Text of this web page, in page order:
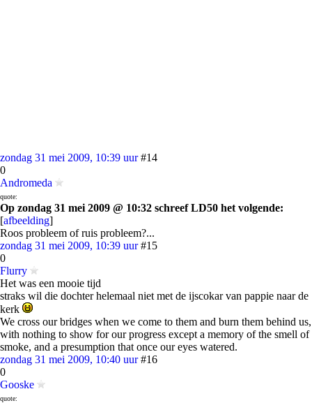
zondag 31 mei 2009, 10:39 uur #14
0
Andromeda
quote:
Op zondag 31 mei 2009 @ 10:32 schreef LD50 het volgende:
[afbeelding]
Roos probleem of ruis probleem?...
zondag 31 mei 2009, 10:39 uur #15
0
Flurry
Het was een mooie tijd
straks wil die dochter helemaal niet met de ijscokar van pappie naar de
kerk
We cross our bridges when we come to them and burn them behind us,
with nothing to show for our progress except a memory of the smell of
smoke, and a presumption that once our eyes watered.
zondag 31 mei 2009, 10:40 uur #16
0
Gooske
quote: